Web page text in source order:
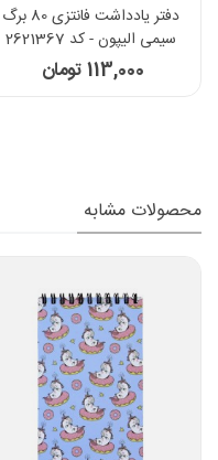
دفتر یادداشت فانتزی 80 برگ
سیمی الیپون - کد 2621367
113,000 تومان
محصولات مشابه